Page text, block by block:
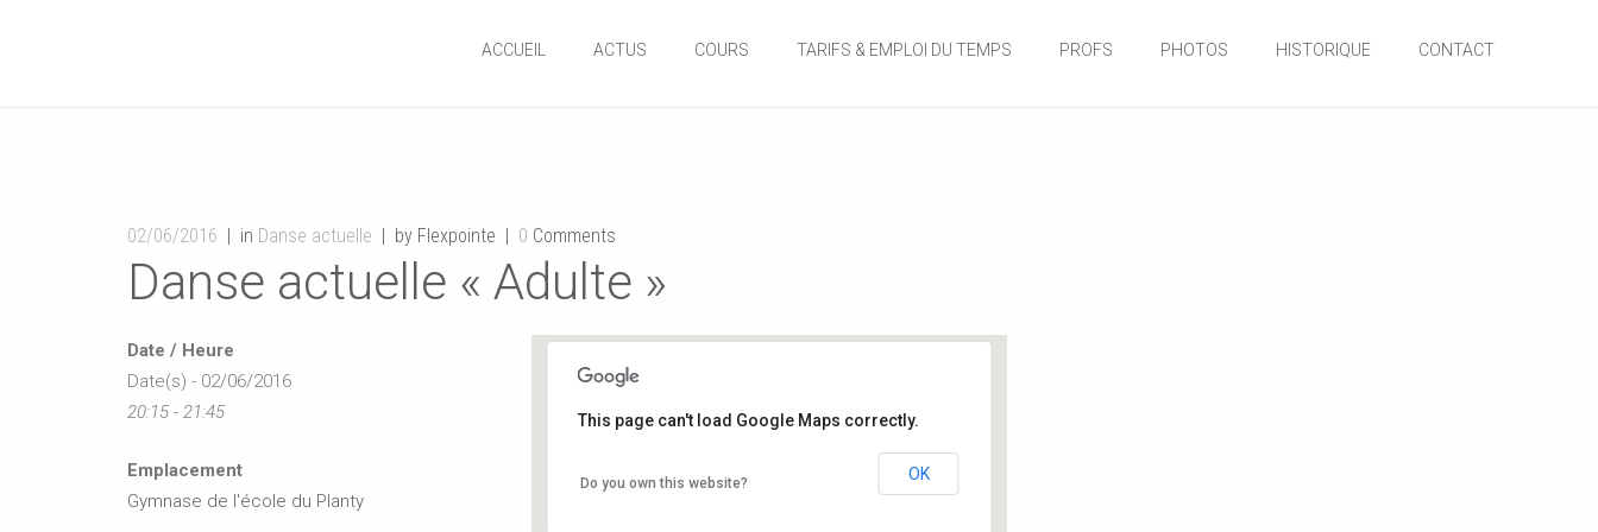
ACCUEIL ACTUS COURS TARIFS & EMPLOI DU TEMPS PROFS PHOTOS HISTORIQUE CONTACT
02/06/2016 in Danse actuelle by Flexpointe 0 Comments
Danse actuelle « Adulte »
8 rue des écoles - Buxerolles
This page can't load Google Maps correctly.
Do you own this website?
OK
Date / Heure
Date(s) - 02/06/2016
20:15 - 21:45
Emplacement
Gymnase de l'école du Planty